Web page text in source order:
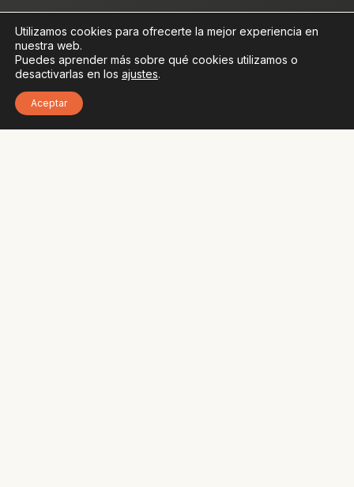
Utilizamos cookies para ofrecerte la mejor experiencia en
nuestra web.
Puedes aprender más sobre qué cookies utilizamos o
desactivarlas en los ajustes.
Aceptar